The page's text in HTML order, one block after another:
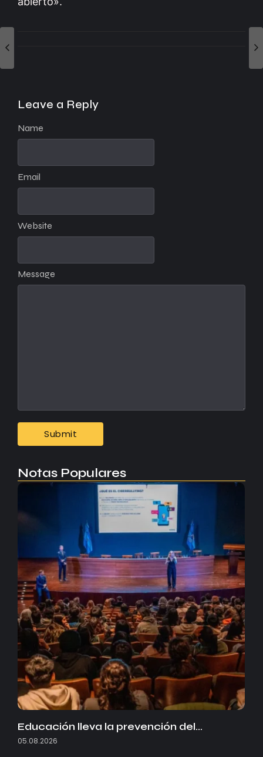
Leave a Reply
Message
Name
Email
Website
Notas Populares
Educación lleva la prevención del…
05.08.2026